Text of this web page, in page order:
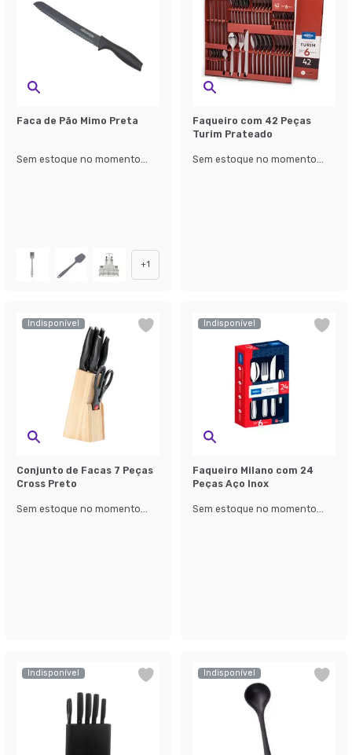
Faca de Pão Mimo Preta
Sem estoque no momento...
+1
Faqueiro com 42 Peças
Turim Prateado
Sem estoque no momento...
Indisponível
Conjunto de Facas 7 Peças
Cross Preto
Sem estoque no momento...
Indisponível
Faqueiro Milano com 24
Peças Aço Inox
Sem estoque no momento...
Indisponível Indisponível